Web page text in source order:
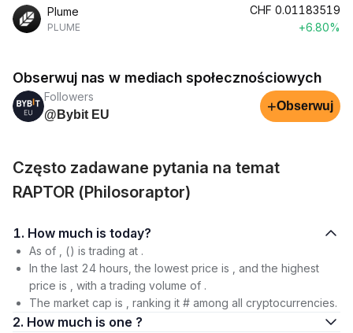
Plume
PLUME
CHF 0.01183519
+6.80%
Obserwuj nas w mediach społecznościowych
Followers
@Bybit EU
+Obserwuj
Często zadawane pytania na temat
RAPTOR (Philosoraptor)
1. How much is today?
As of , () is trading at .
In the last 24 hours, the lowest price is , and the highest
price is , with a trading volume of .
The market cap is , ranking it # among all cryptocurrencies.
2. How much is one ?